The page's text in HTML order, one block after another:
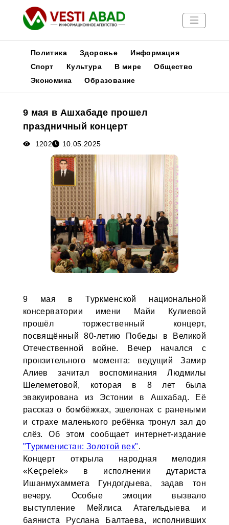
Новости
Медиа
Афиша
Политика Здоровье
Информация
Спорт
Культура В мире
Общество
Экономика
Образование
9 мая в Ашхабаде прошел
праздничный концерт
1202 10.05.2025
9 мая в Туркменской национальной
консерватории имени Майи Кулиевой
прошёл торжественный концерт,
посвящённый 80-летию Победы в Великой
Отечественной войне. Вечер начался с
пронзительного момента: ведущий Замир
Алиев зачитал воспоминания Людмилы
Шелеметовой, которая в 8 лет была
эвакуирована из Эстонии в Ашхабад. Её
рассказ о бомбёжках, эшелонах с ранеными
и страхе маленького ребёнка тронул зал до
слёз. Об этом сообщает интернет-издание
"Туркменистан: Золотой век".
Концерт открыла народная мелодия
«Keçpelek» в исполнении дутариста
Ишанмухаммета Гундогдыева, задав тон
вечеру. Особые эмоции вызвало
выступление Мейлиса Атагельдыева и
баяниста Руслана Балтаева, исполнивших